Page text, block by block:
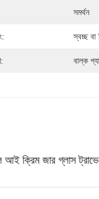
সমর্থন
স্বচ্ছ বা
বাল্ক
জার গ্লাস ট্রাভেল